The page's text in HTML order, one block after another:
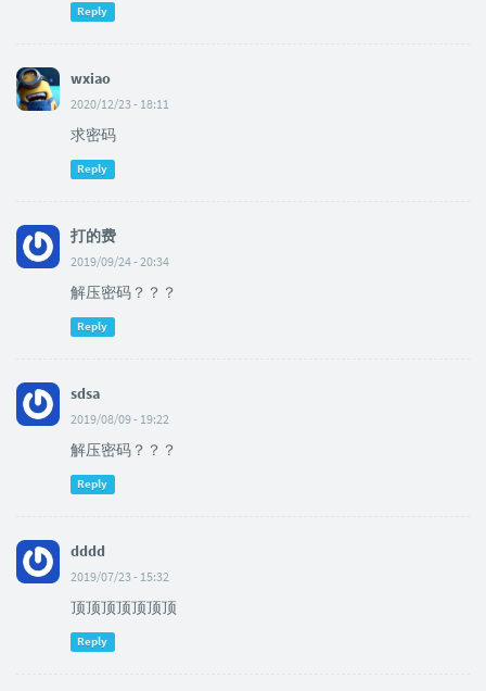
Reply
wxiao
2020/12/23 - 18:11
求密码
Reply
打的费
2019/09/24 - 20:34
解压密码？？？
Reply
sdsa
2019/08/09 - 19:22
解压密码？？？
Reply
dddd
2019/07/23 - 15:32
顶顶顶顶顶顶顶
Reply